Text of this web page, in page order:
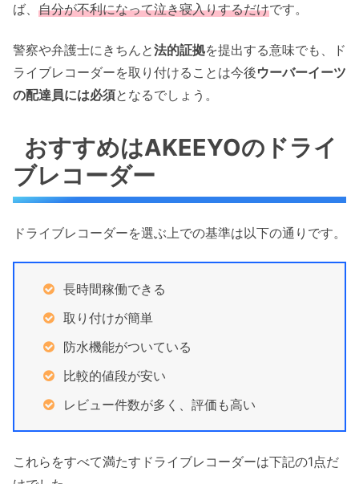
ば、 自分が不利になって泣き寝入りするだけです。
警察や弁護士にきちんと法的証拠を提出する意味でも、ド
ライブレコーダーを取り付けることは今後ウーバーイーツ
の配達員には必須となるでしょう。
おすすめはAKEEYOのドライ
ブレコーダー
ドライブレコーダーを選ぶ上での基準は以下の通りです。
長時間稼働できる
取り付けが簡単
防水機能がついている
比較的値段が安い
レビュー件数が多く、評価も高い
これらをすべて満たすドライブレコーダーは下記の1点だ